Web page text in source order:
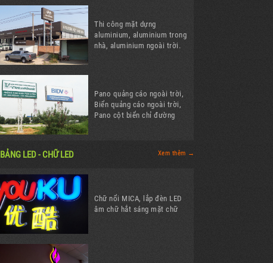
Thi công mặt dựng
aluminium, aluminium trong
nhà, aluminium ngoài trời.
Pano quảng cáo ngoài trời,
Biển quảng cáo ngoài trời,
Pano cột biển chỉ đường
BẢNG LED - CHỮ LED Xem thêm →
Chữ nổi MICA, lắp đèn LED
âm chữ hắt sáng mặt chữ